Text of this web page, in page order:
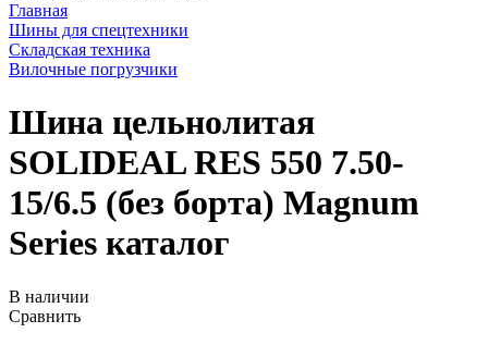
Главная
Шины для спецтехники
Складская техника
Вилочные погрузчики
Шина цельнолитая
SOLIDEAL RES 550 7.50-
15/6.5 (без борта) Magnum
Series каталог
В наличии
Сравнить